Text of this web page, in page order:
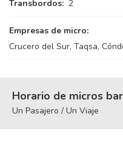
Transbordos: 2
Empresas de micro:
Crucero del Sur, Taqsa,
Horario de micros
Un Pasajero / Un Viaje